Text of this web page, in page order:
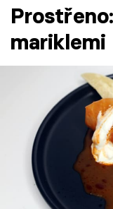
Témata
Recepty
Články
TV Program
mariklemi